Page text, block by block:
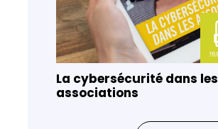
La cybersécurité dans les
associations